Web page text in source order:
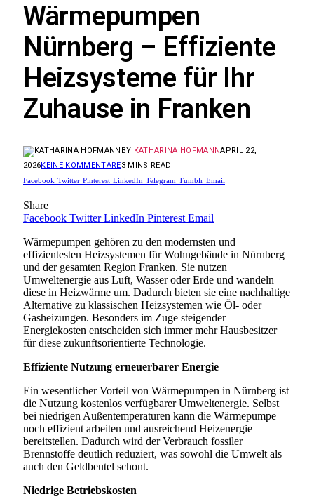
Wärmepumpen
Nürnberg – Effiziente
Heizsysteme für Ihr
Zuhause in Franken
BY KATHARINA HOFMANNAPRIL 22,
2026KEINE KOMMENTARE3 MINS READ
Facebook Twitter Pinterest LinkedIn Telegram Tumblr Email
Share
Facebook Twitter LinkedIn Pinterest Email
Wärmepumpen gehören zu den modernsten und
effizientesten Heizsystemen für Wohngebäude in Nürnberg
und der gesamten Region Franken. Sie nutzen
Umweltenergie aus Luft, Wasser oder Erde und wandeln
diese in Heizwärme um. Dadurch bieten sie eine nachhaltige
Alternative zu klassischen Heizsystemen wie Öl- oder
Gasheizungen. Besonders im Zuge steigender
Energiekosten entscheiden sich immer mehr Hausbesitzer
für diese zukunftsorientierte Technologie.
Effiziente Nutzung erneuerbarer Energie
Ein wesentlicher Vorteil von Wärmepumpen in Nürnberg ist
die Nutzung kostenlos verfügbarer Umweltenergie. Selbst
bei niedrigen Außentemperaturen kann die Wärmepumpe
noch effizient arbeiten und ausreichend Heizenergie
bereitstellen. Dadurch wird der Verbrauch fossiler
Brennstoffe deutlich reduziert, was sowohl die Umwelt als
auch den Geldbeutel schont.
Niedrige Betriebskosten